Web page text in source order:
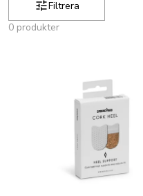
Filtrera
0 produkter